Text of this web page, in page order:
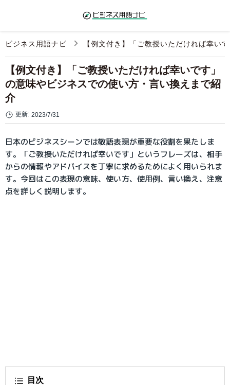
ビジネス用語ナビ 【例文付き】「ご教授いただければ幸い
【例文付き】「ご教授いただければ幸いです」
の意味やビジネスでの使い方・言い換えまで紹
介
更新: 2023/7/31
日本のビジネスシーンでは敬語表現が重要な役割を果たしま
す。「ご教授いただければ幸いです」というフレーズは、相手
からの情報やアドバイスを丁寧に求めるためによく用いられま
す。今回はこの表現の意味、使い方、使用例、言い換え、注意
点を詳しく説明します。
目次